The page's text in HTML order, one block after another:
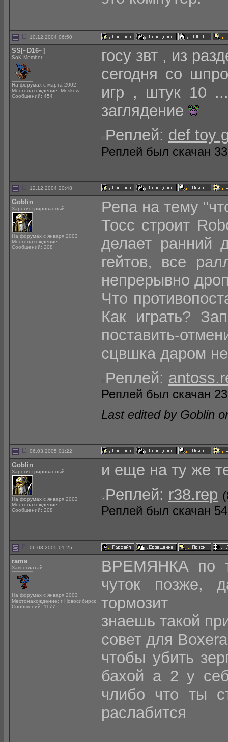
10.12.2004 06:50
SS[~D16~]
SoK Member
На форумах с марта 2002
Местонахождение: Moskow
Сообщений: 454
госу звт , из
сегодня со
игр , штук 10
заглядение
Реплей: def toy
Реплей был скачан
12.12.2004 20:48
Goblin
Зарегистрированный
На форумах с января 2003
Местонахождение:
Сообщений: 208
Репа на тему
Тосс строит
делает ранний
гейтов, все
непрерывно
Что
Как играть?
поставить-
сцвшка даром
Реплей:
Реплей был скачан
Last edited by Goblin
06.03.2005 01:22
Goblin
Зарегистрированный
На форумах с января 2003
Местонахождение:
Сообщений: 208
и еще на ту же
Реплей: r38.rep
Реплей был скачан
06.03.2005 01:25
rama
Завсегдатай
На форумах с января 2003
Местонахождение: г Новосибирск
Сообщений: 1177
ВРЕМЯНКА по
чуток позже,
тормозит
знаешь такой
совет для Boxera
чтобы убить
бахой а 2 у
члибо что ты
раслабится